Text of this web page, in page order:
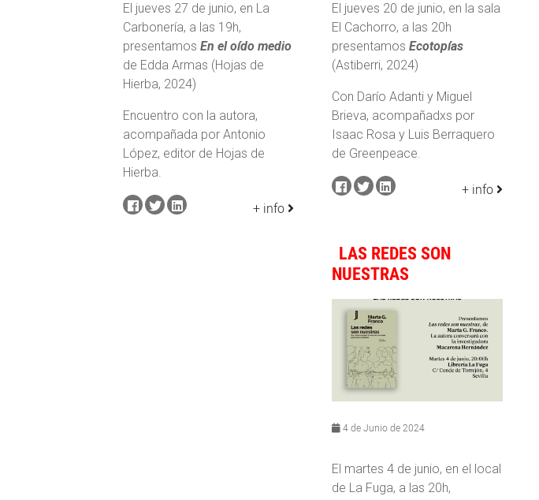
El jueves 27 de junio, en La
Carbonería, a las 19h,
presentamos En el oído medio
de Edda Armas (Hojas de
Hierba, 2024)
Encuentro con la autora,
acompañada por Antonio
López, editor de Hojas de
Hierba.
+ info
El jueves 20 de junio, en la sala
El Cachorro, a las 20h
presentamos Ecotopías
(Astiberri, 2024)
Con Darío Adanti y Miguel
Brieva, acompañadxs por
Isaac Rosa y Luis Berraquero
de Greenpeace.
+ info
LAS REDES SON
NUESTRAS
4 de Junio de 2024
El martes 4 de junio, en el local
de La Fuga, a las 20h,